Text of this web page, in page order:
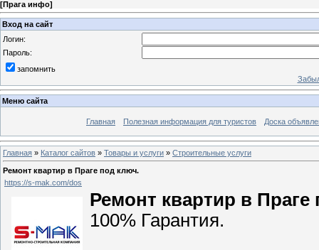
[Прага инфо]
Вход на сайт
Логин:
Пароль:
запомнить
Меню сайта
Главная Полезная информация для туристов Доска
Главная » Каталог сайтов » Товары и услуги » Строительные услуги
Ремонт квартир в Праге под ключ.
https://s-mak.com/dos
Ремонт квартир в
100% Гарантия.